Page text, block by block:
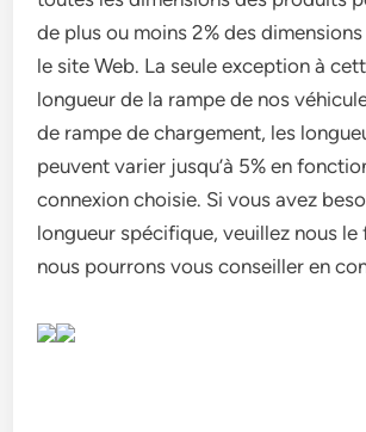
de plus ou moins 2% des
le site Web. La seule exception à
longueur de la rampe de nos
de rampe de chargement, les
peuvent varier jusqu’à 5% en
connexion choisie. Si vous avez
longueur spécifique, veuillez nous
nous pourrons vous conseiller en